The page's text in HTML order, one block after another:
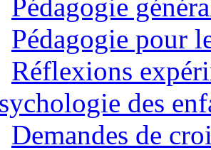
Pédagogie
Pédagogie pour
Réflexions
des
Demandes de